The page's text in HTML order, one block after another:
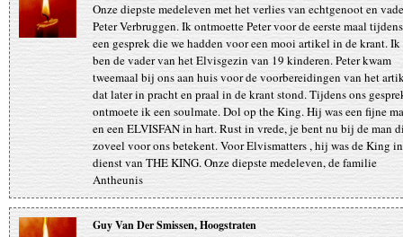
Onze diepste medeleven met het verlies van echtgenoot en
Peter Verbruggen. Ik ontmoette Peter voor de eerste maal tijdens
een gesprek die we hadden voor een mooi artikel in de krant. Ik
ben de vader van het Elvisgezin van 19 kinderen. Peter kwam
tweemaal bij ons aan huis voor de voorbereidingen van het
dat later in pracht en praal in de krant stond. Tijdens ons
ontmoete ik een soulmate. Dol op the King. Hij was een fijne
en een ELVISFAN in hart. Rust in vrede, je bent nu bij de man
zoveel voor ons betekent. Voor Elvismatters , hij was de King in
dienst van THE KING. Onze diepste medeleven, de familie
Antheunis
Guy Van Der Smissen, Hoogstraten